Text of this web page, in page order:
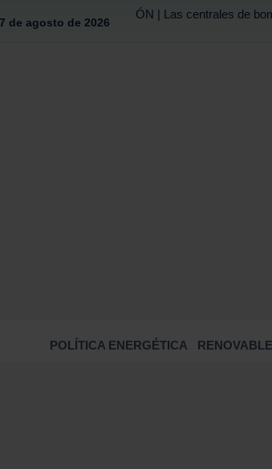
de agosto de 2026
ÓN | Las centrales de
POLÍTICA ENERGÉTICA